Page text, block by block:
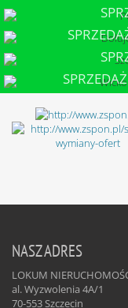
NASZ ADRES
LOKUM
al. Wyzwolenia 4A/1
70-553Szczecin